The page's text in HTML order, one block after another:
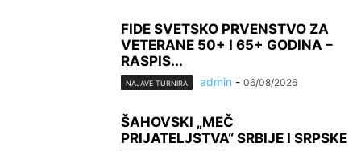
FIDE SVETSKO PRVENSTVO ZA
VETERANE 50+ I 65+ GODINA –
RASPIS...
NAJAVE TURNIRA admin - 06/08/2026
ŠAHOVSKI „MEČ
PRIJATELJSTVA“ SRBIJE I SRPSKE